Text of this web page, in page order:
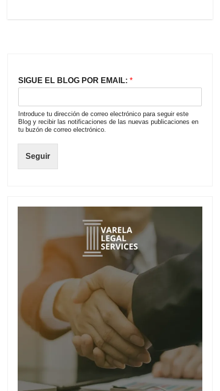
SIGUE EL BLOG POR EMAIL: *
Introduce tu dirección de correo electrónico para seguir este
Blog y recibir las notificaciones de las nuevas publicaciones en
tu buzón de correo electrónico.
Seguir